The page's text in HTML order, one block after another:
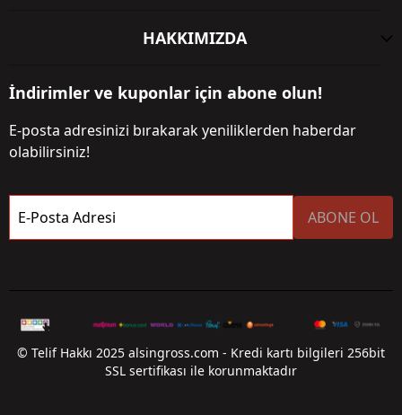
HAKKIMIZDA
İndirimler ve kuponlar için abone olun!
E-posta adresinizi bırakarak yeniliklerden haberdar
olabilirsiniz!
E-Posta Adresi ABONE OL
© Telif Hakkı 2025 alsingross.com - Kredi kartı bilgileri 256bit
SSL sertifikası ile korunmaktadır